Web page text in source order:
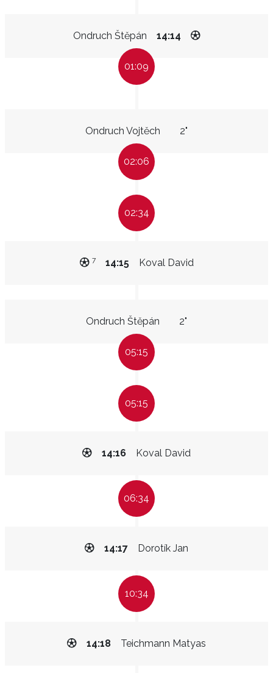
Ondruch Štěpán 14:14
01:09
Ondruch Vojtěch 2"
02:06
02:34
Koval David
14:15
7
Ondruch Štěpán 2"
05:15
05:15
Koval David
14:16
06:34
Dorotík Jan
14:17
10:34
Teichmann Matyas
14:18